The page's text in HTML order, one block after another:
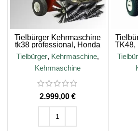
Tielbürger Kehrmaschine
tk38 professional, Honda
GCV170 Motor
Tielbürger, Kehrmaschine,
Kehrmaschine
€
TK48,